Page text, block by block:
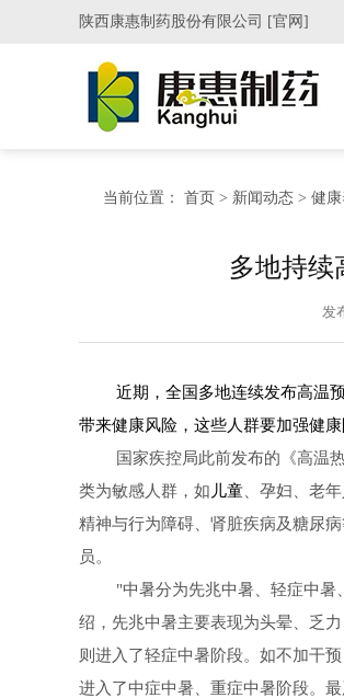
陕西康惠制药股份有限公司 [官网]
当前位置： 首页 > 新闻动态 > 健
多地持续
发
近期，全国多地连续发布高温
带来健康风险，这些人群要加强健康
国家疾控局此前发布的《高温
类为敏感人群，如 儿童 、孕妇、老
精神与行为障碍、肾脏疾病及糖尿
员。
"中暑分为先兆中暑、轻症中暑
绍，先兆中暑主要表现为头晕、乏
则进入了轻症中暑阶段。如不加干
进入了中症中暑、重症中暑阶段。